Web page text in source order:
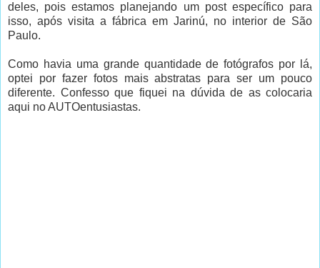
deles, pois estamos planejando um post específico para
isso, após visita a fábrica em Jarinú, no interior de São
Paulo.
Como havia uma grande quantidade de fotógrafos por lá,
optei por fazer fotos mais abstratas para ser um pouco
diferente. Confesso que fiquei na dúvida de as colocaria
aqui no AUTOentusiastas.